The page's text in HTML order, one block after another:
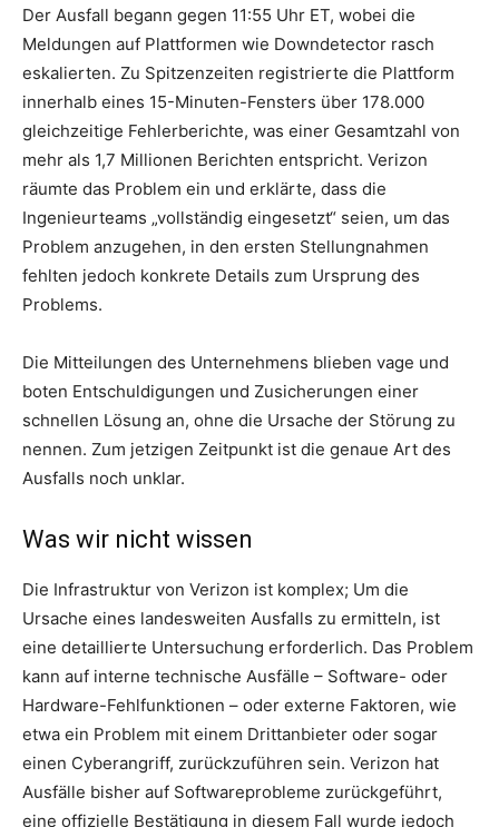
Der Ausfall begann gegen 11:55 Uhr ET, wobei die
Meldungen auf Plattformen wie Downdetector rasch
eskalierten. Zu Spitzenzeiten registrierte die Plattform
innerhalb eines 15-Minuten-Fensters über 178.000
gleichzeitige Fehlerberichte, was einer Gesamtzahl von
mehr als 1,7 Millionen Berichten entspricht. Verizon
räumte das Problem ein und erklärte, dass die
Ingenieurteams „vollständig eingesetzt“ seien, um das
Problem anzugehen, in den ersten Stellungnahmen
fehlten jedoch konkrete Details zum Ursprung des
Problems.
Die Mitteilungen des Unternehmens blieben vage und
boten Entschuldigungen und Zusicherungen einer
schnellen Lösung an, ohne die Ursache der Störung zu
nennen. Zum jetzigen Zeitpunkt ist die genaue Art des
Ausfalls noch unklar.
Was wir nicht wissen
Die Infrastruktur von Verizon ist komplex; Um die
Ursache eines landesweiten Ausfalls zu ermitteln, ist
eine detaillierte Untersuchung erforderlich. Das Problem
kann auf interne technische Ausfälle – Software- oder
Hardware-Fehlfunktionen – oder externe Faktoren, wie
etwa ein Problem mit einem Drittanbieter oder sogar
einen Cyberangriff, zurückzuführen sein. Verizon hat
Ausfälle bisher auf Softwareprobleme zurückgeführt,
eine offizielle Bestätigung in diesem Fall wurde jedoch